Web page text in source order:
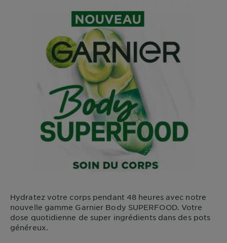
Hydratez votre corps pendant 48 heures avec notre
nouvelle gamme Garnier Body SUPERFOOD. Votre
dose quotidienne de super ingrédients dans des pots
généreux.